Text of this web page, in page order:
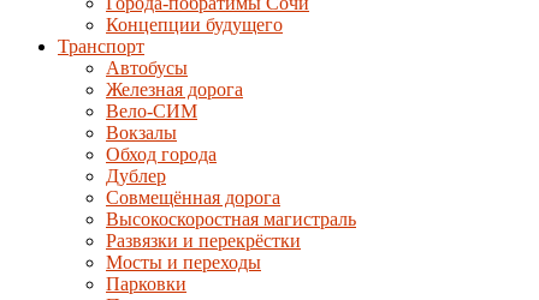
Концепции будущего
Транспорт
Автобусы
Железная дорога
Вело-СИМ
Вокзалы
Обход города
Дублер
Совмещённая дорога
Высокоскоростная магистраль
Развязки и перекрёстки
Мосты и переходы
Парковки